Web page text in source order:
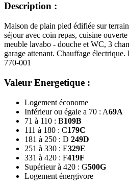
Description :
Maison de plain pied édifiée sur
séjour avec coin repas, cuisine
meuble lavabo - douche et WC, 3
garage attenant. Chauffage
770-001
Valeur Energetique :
Logement économe
Inférieur ou égale a 70 : A69A
71 à 110 : B109B
111 à 180 : C179C
181 à 250 : D 249D
251 à 330 : E329E
331 à 420 : F419F
Supérieur à 420 : G500G
Logement énergivore